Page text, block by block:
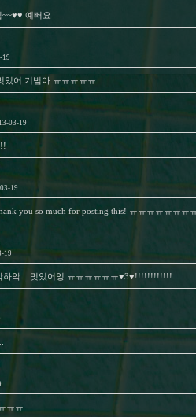
~~♥♥ 예뻐요
19
있어 기범아 ㅠㅠㅠㅠㅠ
13-03-19
03-19
you so much for posting this! ㅠㅠㅠㅠㅠㅠㅠ
19
하악... 멋있어잉 ㅠㅠㅠㅠㅠㅠ♥3♥!!!!!!!!!!!!
ㅠㅠ